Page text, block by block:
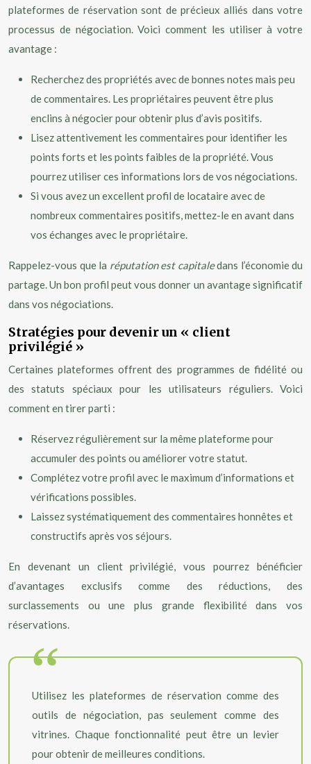
plateformes de réservation sont de précieux alliés dans votre
processus de négociation. Voici comment les utiliser à votre
avantage :
Recherchez des propriétés avec de bonnes notes mais peu
de commentaires. Les propriétaires peuvent être plus
enclins à négocier pour obtenir plus d’avis positifs.
Lisez attentivement les commentaires pour identifier les
points forts et les points faibles de la propriété. Vous
pourrez utiliser ces informations lors de vos négociations.
Si vous avez un excellent profil de locataire avec de
nombreux commentaires positifs, mettez-le en avant dans
vos échanges avec le propriétaire.
Rappelez-vous que la réputation est capitaledans l’économie du
partage. Un bon profil peut vous donner un avantage significatif
dans vos négociations.
Stratégies pour devenir un « client
privilégié »
Certaines plateformes offrent des programmes de fidélité ou
des statuts spéciaux pour les utilisateurs réguliers. Voici
comment en tirer parti :
Réservez régulièrement sur la même plateforme pour
accumuler des points ou améliorer votre statut.
Complétez votre profil avec le maximum d’informations et
vérifications possibles.
Laissez systématiquement des commentaires honnêtes et
constructifs après vos séjours.
En devenant un client privilégié, vous pourrez bénéficier
d’avantages exclusifs comme des réductions, des
surclassements ou une plus grande flexibilité dans vos
réservations.
Utilisez les plateformes de réservation comme des
outils de négociation, pas seulement comme des
vitrines. Chaque fonctionnalité peut être un levier
pour obtenir de meilleures conditions.